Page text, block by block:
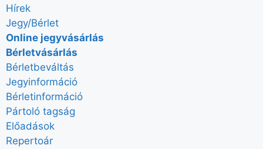
Hírek
Jegy/Bérlet
Online jegyvásárlás
Bérletvásárlás
Bérletbeváltás
Jegyinformáció
Bérletinformáció
Pártoló tagság
Előadások
Repertoár